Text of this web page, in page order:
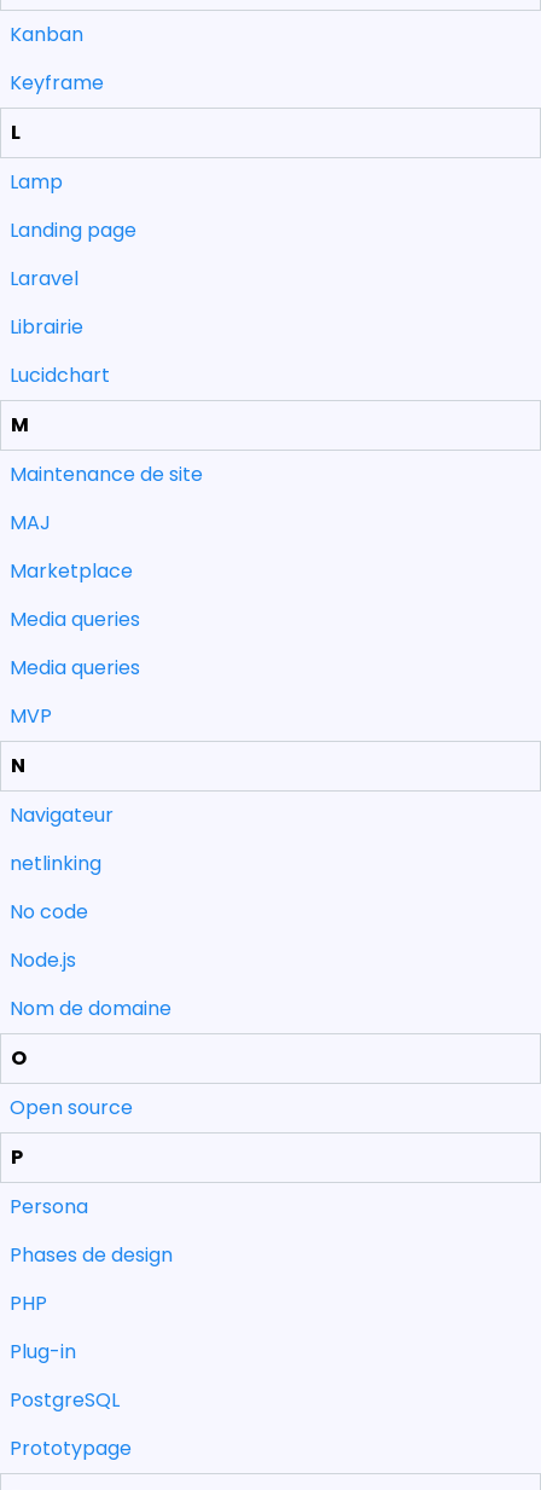
Kanban
Keyframe
L
Lamp
Landing page
Laravel
Librairie
Lucidchart
M
Maintenance de site
MAJ
Marketplace
Media queries
Media queries
MVP
N
Navigateur
netlinking
No code
Node.js
Nom de domaine
O
Open source
P
Persona
Phases de design
PHP
Plug-in
PostgreSQL
Prototypage